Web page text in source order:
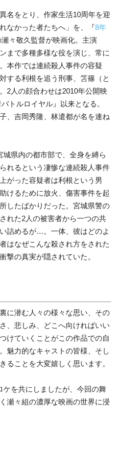
名をとり、作家生活10周年を迎
なかった者たちへ」を、『8年
瀬々敬久監督が映画化。主演
まで多種多様な役を演じ、常に
本作では連続殺人事件の容疑
する利根を追う刑事、笘篠（と
2人の顔合わせは2010年公開映
トルロイヤル』以来となる。
、吉岡秀隆、林遣都が名を連ね
県内の都市部で、全身を縛ら
れるという凄惨な連続殺人事件
がった容疑者は利根という男
けるために放火、傷害事件を起
したばかりだった。宮城県警の
れた2人の被害者から一つの共
詰めるが…。一体、彼はどのよ
はなぜこんな殺され方をされた
撃の真実が隠されていた。
に潜む人々の様々な思い、その
、悲しみ、どこへ向ければいい
けていくことがこの作品での自
魅力的なキャストの皆様、そし
ることを大変嬉しく思います。
ケを共にしましたが、今回の舞
瀬々組の濃厚な映画の世界に浸